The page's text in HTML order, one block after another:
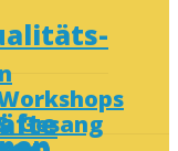
Gesang